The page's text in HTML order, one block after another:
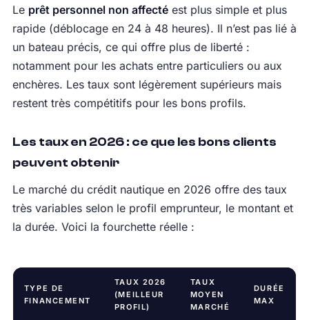
Le prêt personnel non affectéest plus simple et plus
rapide (déblocage en 24 à 48 heures). Il n’est pas lié à
un bateau précis, ce qui offre plus de liberté :
notamment pour les achats entre particuliers ou aux
enchères. Les taux sont légèrement supérieurs mais
restent très compétitifs pour les bons profils.
Les taux en 2026 : ce que les bons clients
peuvent obtenir
Le marché du crédit nautique en 2026 offre des taux
très variables selon le profil emprunteur, le montant et
la durée. Voici la fourchette réelle :
TYPE DE
FINANCEMENT
TAUX 2026
(MEILLEUR
PROFIL)
TAUX
MOYEN
MARCHÉ
DURÉE
MAX